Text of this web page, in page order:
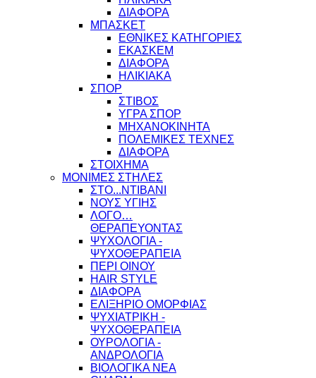
ΔΙΑΦΟΡΑ
ΜΠΑΣΚΕΤ
ΕΘΝΙΚΕΣ ΚΑΤΗΓΟΡΙΕΣ
ΕΚΑΣΚΕΜ
ΔΙΑΦΟΡΑ
ΗΛΙΚΙΑΚΑ
ΣΠΟΡ
ΣΤΙΒΟΣ
ΥΓΡΑ ΣΠΟΡ
ΜΗΧΑΝΟΚΙΝΗΤΑ
ΠΟΛΕΜΙΚΕΣ ΤΕΧΝΕΣ
ΔΙΑΦΟΡΑ
ΣΤΟΙΧΗΜΑ
ΜΟΝΙΜΕΣ ΣΤΗΛΕΣ
ΣΤΟ...ΝΤΙΒΑΝΙ
ΝΟΥΣ ΥΓΙΗΣ
ΛΟΓΟ…
ΘΕΡΑΠΕΥΟΝΤΑΣ
ΨΥΧΟΛΟΓΙΑ -
ΨΥΧΟΘΕΡΑΠΕΙΑ
ΠΕΡΙ ΟΙΝΟΥ
HAIR STYLE
ΔΙΑΦΟΡΑ
ΕΛΙΞΗΡΙΟ ΟΜΟΡΦΙΑΣ
ΨΥΧΙΑΤΡΙΚΗ -
ΨΥΧΟΘΕΡΑΠΕΙΑ
ΟΥΡΟΛΟΓΙΑ -
ΑΝΔΡΟΛΟΓΙΑ
ΒΙΟΛΟΓΙΚΑ ΝΕΑ